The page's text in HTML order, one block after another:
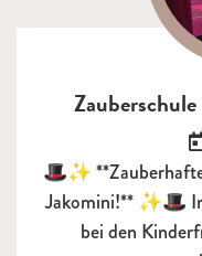
🎩✨
Jakomini!** ✨🎩
bei den